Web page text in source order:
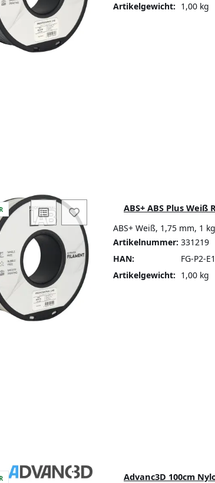
Artikelgewicht: 1,00 kg
ABS+ ABS Plus
ABS+ Weiß, 1,75 mm, 1
Artikelnummer: 331219
HAN:
FG-P2-E1
Artikelgewicht: 1,00 kg
Advanc3D 100cm